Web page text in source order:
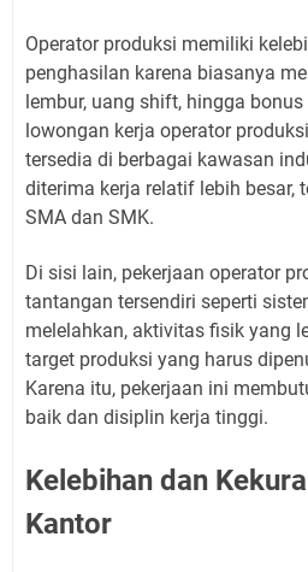
Operator produksi memiliki
penghasilan karena biasanya
lembur, uang shift, hingga
lowongan kerja operator
tersedia di berbagai kawasan
diterima kerja relatif lebih besar,
SMA dan SMK.
Di sisi lain, pekerjaan operator
tantangan tersendiri seperti
melelahkan, aktivitas fisik yang
target produksi yang harus
Karena itu, pekerjaan ini
baik dan disiplin kerja tinggi.
Kelebihan dan
Kantor